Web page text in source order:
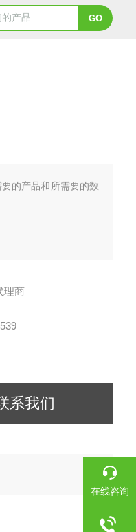
型温湿度传感器
的产品和所需要的数
理商
系我们
在线咨询